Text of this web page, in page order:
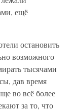
ещё
остановить
возможного
тысячами
дав время
во всё более
за то, что